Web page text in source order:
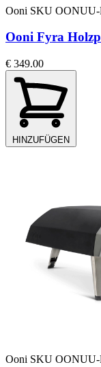
Ooni SKU
Ooni Fyra
€ 349.00
HINZUFÜGEN
Ooni SKU OONUU-